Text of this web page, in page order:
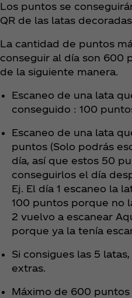
Los puntos se
QR de las latas
La cantidad de puntos
conseguir al día son 600
de la siguiente manera.
Escaneo de una lata
conseguido : 100
Escaneo de una lata
puntos (Solo podrás
día, así que estos 50
conseguirlos el día
Ej. El día 1 escaneo la
100 puntos porque no
2 vuelvo a escanear
porque ya la tenía
Si consigues las 5
extras.
Máximo de 600 puntos